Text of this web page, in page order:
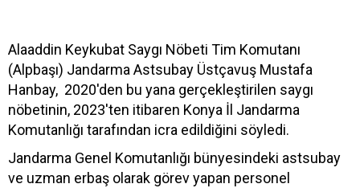
Alaaddin Keykubat Saygı Nöbeti Tim Komutanı
(Alpbaşı) Jandarma Astsubay Üstçavuş Mustafa
Hanbay, 2020'den bu yana gerçekleştirilen saygı
nöbetinin, 2023'ten itibaren Konya İl Jandarma
Komutanlığı tarafından icra edildiğini söyledi.
Jandarma Genel Komutanlığı bünyesindeki astsubay
ve uzman erbaş olarak görev yapan personel